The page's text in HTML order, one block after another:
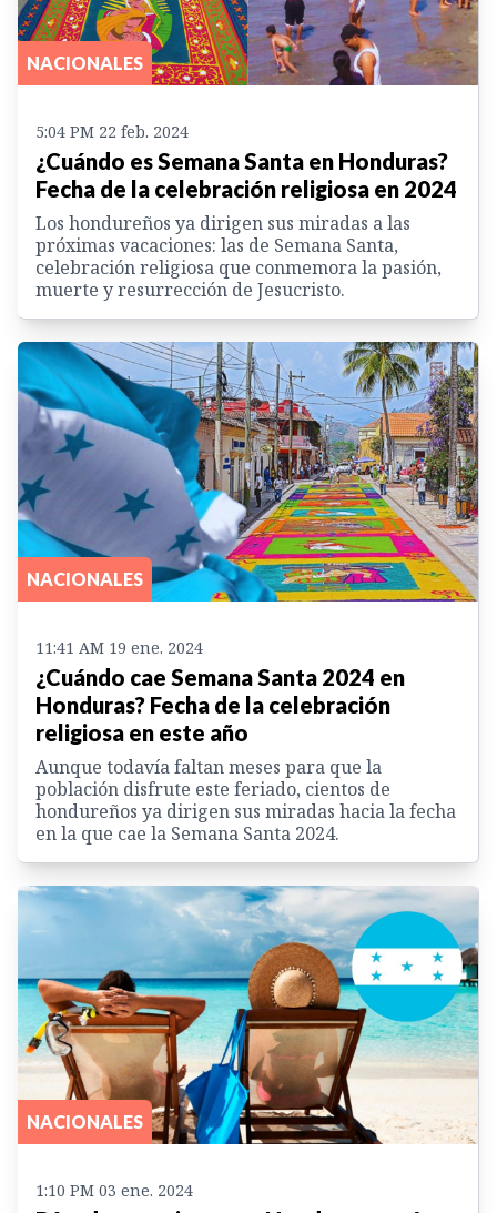
NACIONALES
5:04 PM 22 feb. 2024
¿Cuándo es Semana Santa en Honduras?
Fecha de la celebración religiosa en 2024
Los hondureños ya dirigen sus miradas a las
próximas vacaciones: las de Semana Santa,
celebración religiosa que conmemora la pasión,
muerte y resurrección de Jesucristo.
NACIONALES
11:41 AM 19 ene. 2024
¿Cuándo cae Semana Santa 2024 en
Honduras? Fecha de la celebración
religiosa en este año
Aunque todavía faltan meses para que la
población disfrute este feriado, cientos de
hondureños ya dirigen sus miradas hacia la fecha
en la que cae la Semana Santa 2024.
NACIONALES
1:10 PM 03 ene. 2024